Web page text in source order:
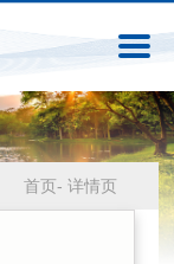
首页- 详情页